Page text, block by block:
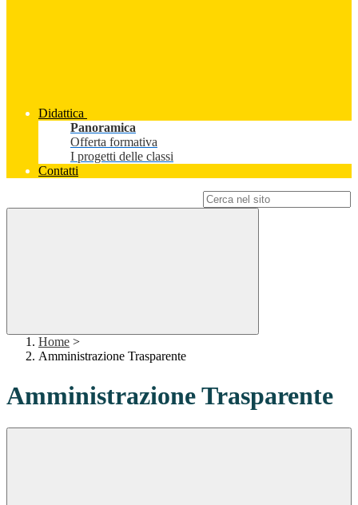
Didattica
Panoramica
Offerta formativa
I progetti delle classi
Contatti
Home >
Amministrazione Trasparente
Amministrazione Trasparente